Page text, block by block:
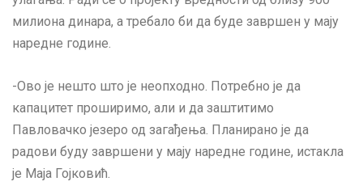
милиона динара, а требало би да буде завршен у мају
наредне године.
-Ово је нешто што је неопходно. Потребно је да
капацитет проширимо, али и да заштитимо
Павловачко језеро од загађења. Планирано је да
радови буду завршени у мају наредне године, истакла
је Маја Гојковић.